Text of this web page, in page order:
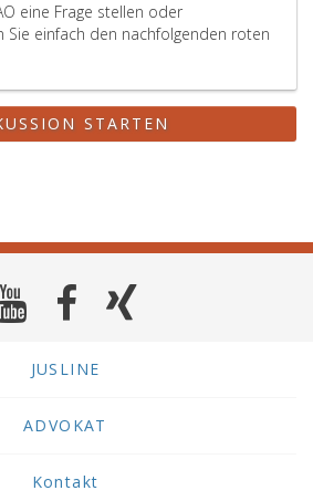
eine Frage stellen oder
Sie einfach den nachfolgenden roten
STARTEN
JUSLINE
ADVOKAT
Kontakt